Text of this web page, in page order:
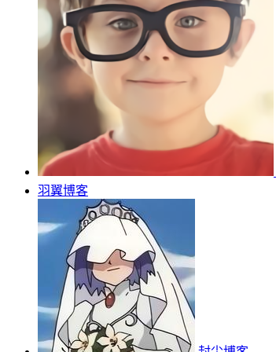
羽翼博客